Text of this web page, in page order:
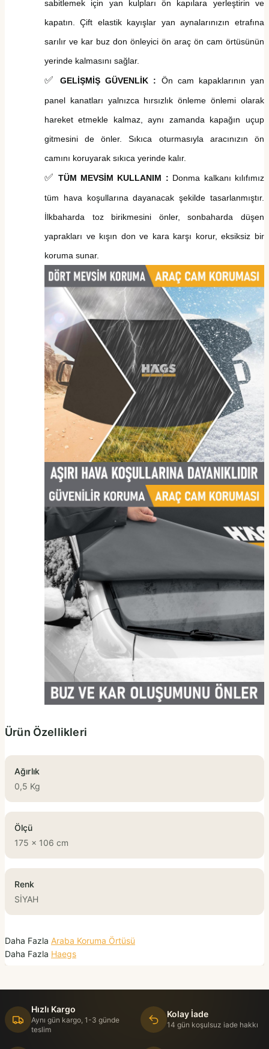
sabitlemek için yan kulpları ön kapılara yerleştirin ve
kapatın. Çift elastik kayışlar yan aynalarınızın etrafına
sarılır ve kar buz don önleyici ön araç ön cam örtüsünün
yerinde kalmasını sağlar.
✅ GELİŞMİŞ GÜVENLİK : Ön cam kapaklarının yan
panel kanatları yalnızca hırsızlık önleme önlemi olarak
hareket etmekle kalmaz, aynı zamanda kapağın uçup
gitmesini de önler. Sıkıca oturmasıyla aracınızın ön
camını koruyarak sıkıca yerinde kalır.
✅ TÜM MEVSİM KULLANIM : Donma kalkanı kılıfımız
tüm hava koşullarına dayanacak şekilde tasarlanmıştır.
İlkbaharda toz birikmesini önler, sonbaharda düşen
yaprakları ve kışın don ve kara karşı korur, eksiksiz bir
koruma sunar.
Ürün Özellikleri
Ağırlık
0,5 Kg
Ölçü
175 x 106 cm
Renk
SİYAH
Daha Fazla Araba Koruma Örtüsü
Daha Fazla Haegs
Hızlı Kargo
Aynı gün kargo, 1-3 günde
teslim
Kolay İade
14 gün koşulsuz iade hakkı